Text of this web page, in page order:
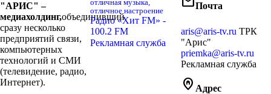
"АРИС" –
медиахолдинг,объединивший
сразу несколько
предприятий связи,
компьютерных
технологий и СМИ
(телевидение, радио,
Интернет).
отличная музыка,
отличное настроение
Радио «Хит FM» -
100.2 FM
Рекламная служба
Почта
aris@aris-tv.ru ТРК
"Арис"
priemka@aris-tv.ru
Рекламная служба
home_pin Адрес